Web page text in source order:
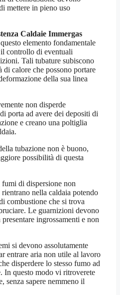
mettere in pieno uso
Caldaie Immergas
elemento fondamentale
controllo di eventuali
Tali tubature subiscono
di calore che possono portare
della sua linea
non disperde
porta ad avere dei depositi di
e creano una poltiglia
tubazione non è buono,
possibilità di questa
fumi di dispersione non
nella caldaia potendo
combustione che si trova
Le guarnizioni devono
ingrossamenti e non
si devono assolutamente
entrare aria non utile al lavoro
disperdere lo stesso fumo ad
In questo modo vi ritroverete
senza sapere nemmeno il